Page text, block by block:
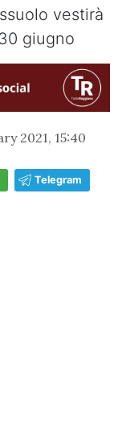
vestirà
giugno
2021, 15:40
Telegram